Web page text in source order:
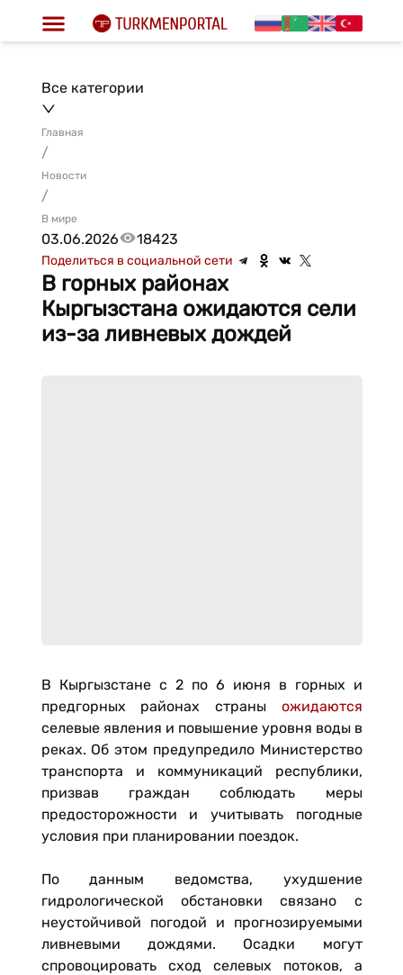
Все категории
Главная
/
Новости
/
В мире
03.06.2026 18423
Поделиться в социальной сети
В горных районах
Кыргызстана ожидаются сели
из-за ливневых дождей
В Кыргызстане с 2 по 6 июня в горных и
предгорных районах страны ожидаются
селевые явления и повышение уровня воды в
реках. Об этом предупредило Министерство
транспорта и коммуникаций республики,
призвав граждан соблюдать меры
предосторожности и учитывать погодные
условия при планировании поездок.
По данным ведомства, ухудшение
гидрологической обстановки связано с
неустойчивой погодой и прогнозируемыми
ливневыми дождями. Осадки могут
спровоцировать сход селевых потоков, а